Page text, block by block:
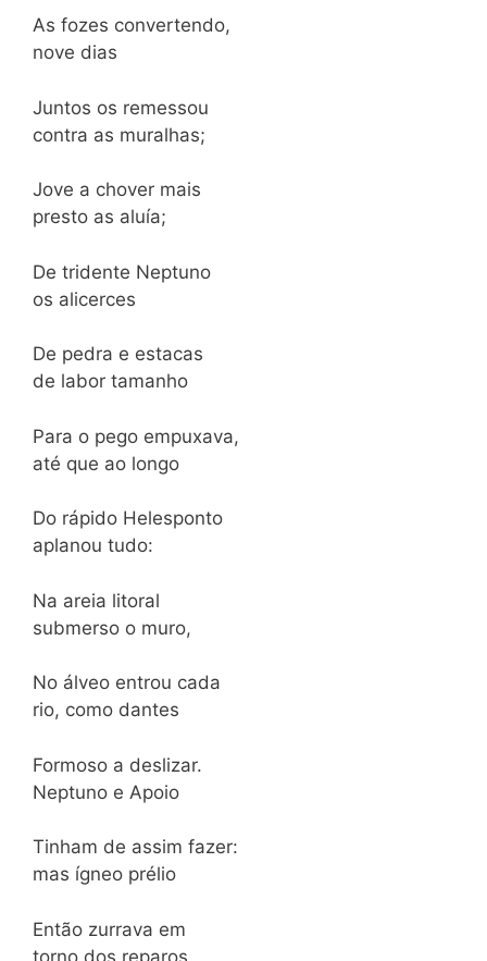
As fozes convertendo,
nove dias
Juntos os remessou
contra as muralhas;
Jove a chover mais
presto as aluía;
De tridente Neptuno
os alicerces
De pedra e estacas
de labor tamanho
Para o pego empuxava,
até que ao longo
Do rápido Helesponto
aplanou tudo:
Na areia litoral
submerso o muro,
No álveo entrou cada
rio, como dantes
Formoso a deslizar.
Neptuno e Apoio
Tinham de assim fazer:
mas ígneo prélio
Então zurrava em
torno dos reparos,